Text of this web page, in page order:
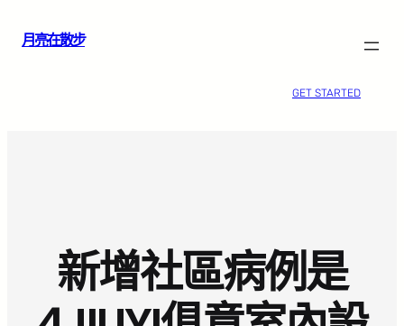
月亮在散步
GET STARTED
新增社區病例是